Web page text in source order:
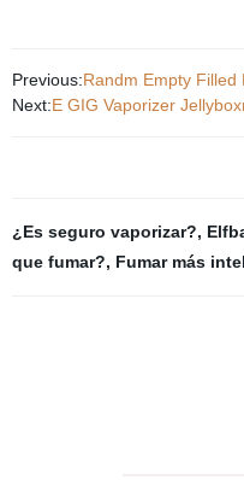
Previous:Randm Empty Filled
Next:E GIG Vaporizer
¿Es seguro vaporizar?,
que fumar?, Fumar más